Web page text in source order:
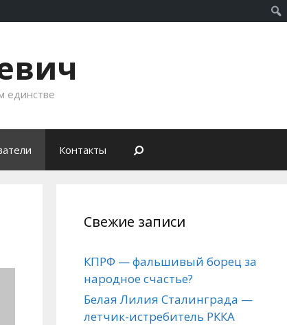
единстве
Контакты
Свежие записи
КПРФ — фальшивый борец за
народное счастье?
Белая Лилия Сталинграда —
летчик-истребитель РККА